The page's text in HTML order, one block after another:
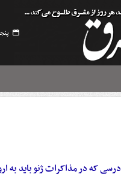
درسی که در مذاکرات ژنو باید به